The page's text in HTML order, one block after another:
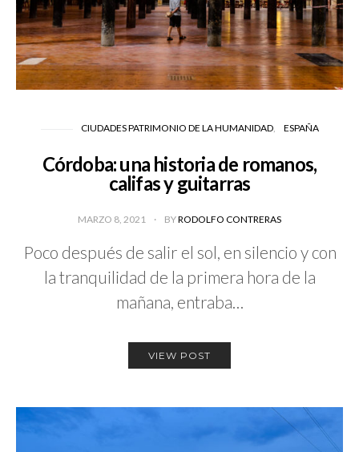
CIUDADES PATRIMONIO DE LA HUMANIDAD ESPAÑA
Córdoba: una historia de romanos,
califas y guitarras
MARZO 8, 2021 BYRODOLFO CONTRERAS
Poco después de salir el sol, en silencio y con
la tranquilidad de la primera hora de la
mañana, entraba…
VIEW POST